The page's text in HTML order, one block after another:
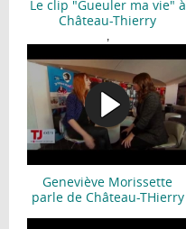
Le clip "Gueuler ma vie" à
Château-Thierry
,
Geneviève Morissette
parle de Château-THierry